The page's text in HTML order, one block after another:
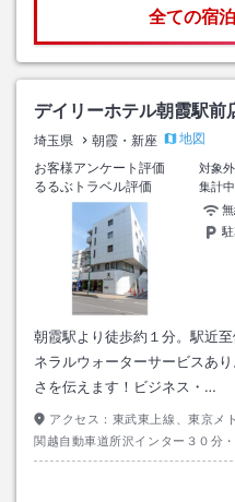
全ての宿
デイリーホテル朝霞駅前
埼玉県 朝霞・新座
地図
お客様アンケート評価
対象外
るるぶトラベル評価
集計中
朝霞駅より徒歩約１分。駅近
ネラルウォーターサービスあ
さを伝えます！ビジネス・…
アクセス： 東武東上線、東京メ
関越自動車道所沢インター３０分
分。